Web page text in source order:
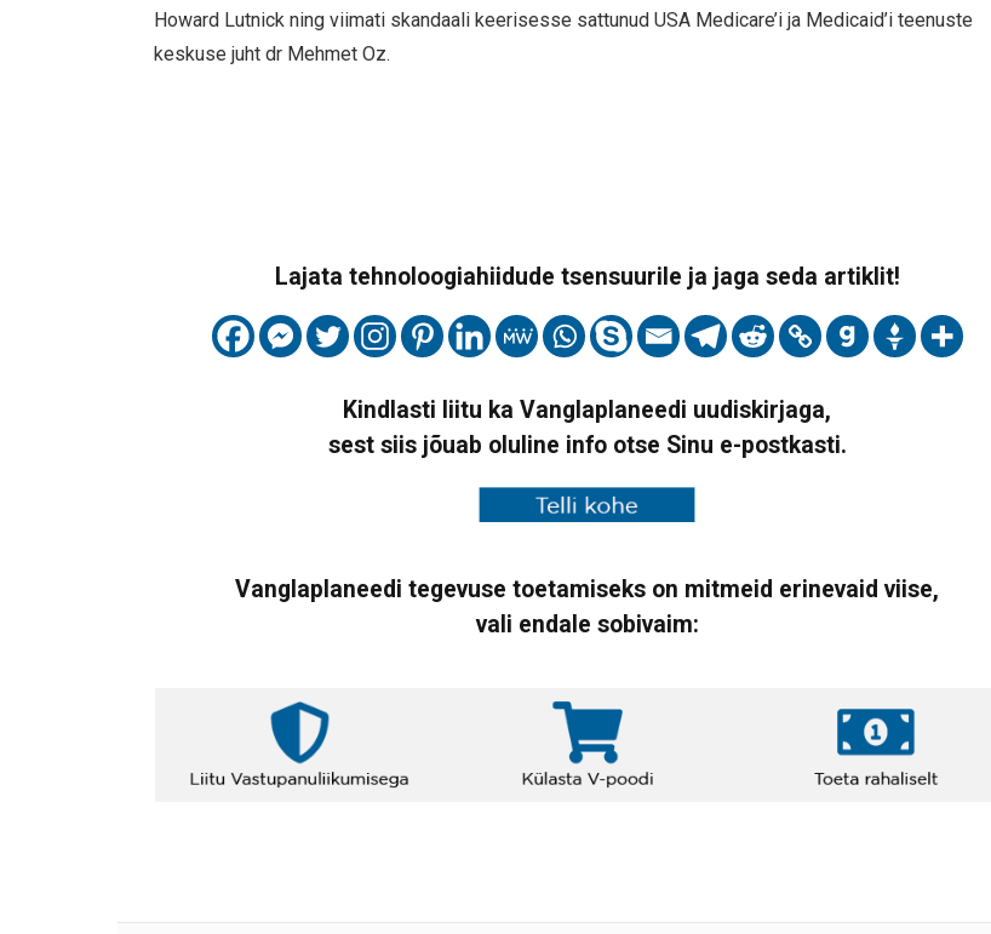
Howard Lutnick ning viimati skandaali keerisesse sattunud USA Medicare’i ja Medicaid’i teenuste
keskuse juht dr Mehmet Oz.
Lajata tehnoloogiahiidude tsensuurile ja jaga seda artiklit!
Kindlasti liitu ka Vanglaplaneedi uudiskirjaga,
sest siis jõuab oluline info otse Sinu e-postkasti.
Vanglaplaneedi tegevuse toetamiseks on mitmeid erinevaid viise,
vali endale sobivaim: